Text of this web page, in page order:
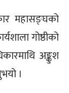
महासङ्घको
गोष्ठीको
अङ्कुश
।